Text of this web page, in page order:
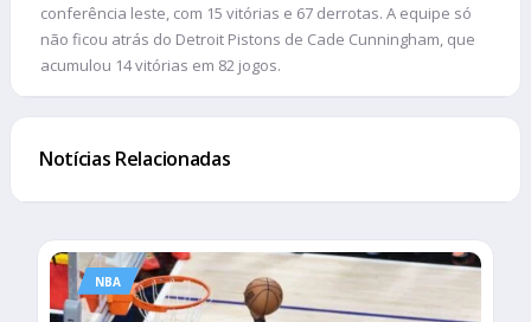
conferência leste, com 15 vitórias e 67 derrotas. A equipe só
não ficou atrás do Detroit Pistons de Cade Cunningham, que
acumulou 14 vitórias em 82 jogos.
Notícias Relacionadas
NBA